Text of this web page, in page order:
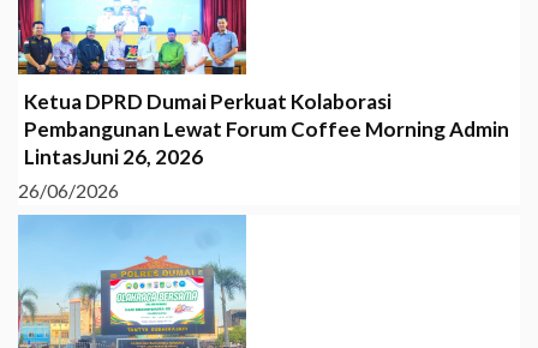
Ketua DPRD Dumai Perkuat Kolaborasi
Pembangunan Lewat Forum Coffee Morning Admin
LintasJuni 26, 2026
26/06/2026